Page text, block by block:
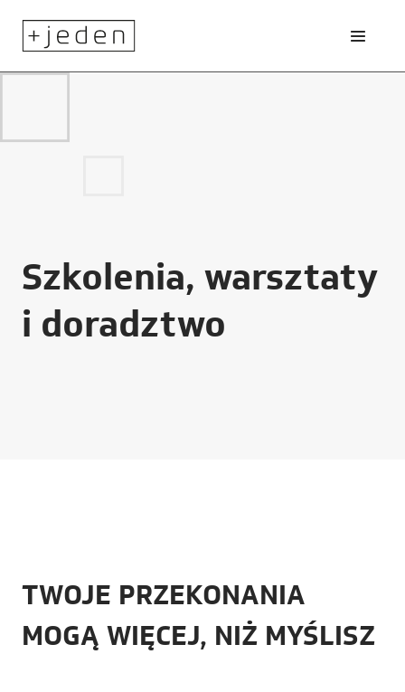
Szkolenia, warsztaty
i doradztwo
TWOJE PRZEKONANIA
MOGĄ WIĘCEJ, NIŻ MYŚLISZ